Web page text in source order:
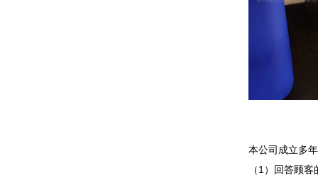
本公司成立多
（1）回答顾